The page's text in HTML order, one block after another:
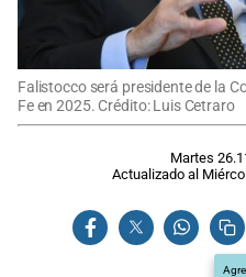
Falistocco será presidente de la
Fe en 2025. Crédito: Luis Cetraro
Martes
Actualizado al